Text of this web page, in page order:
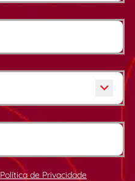
Política de Privacidade